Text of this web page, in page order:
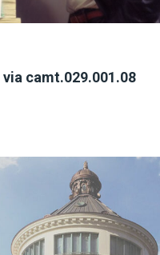
camt.029.001.08